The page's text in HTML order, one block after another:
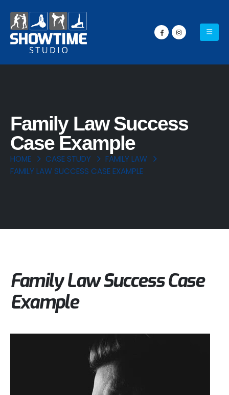
Family Law Success
Case Example
HOME CASE STUDY
FAMILY LAW
FAMILY LAW SUCCESS CASE EXAMPLE
Single Portfolio
Family Law Success Case
Example